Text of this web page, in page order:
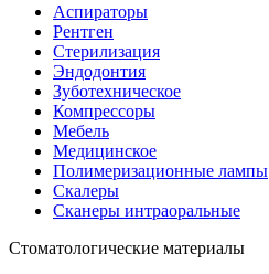
Аспираторы
Рентген
Стерилизация
Эндодонтия
Зуботехническое
Компрессоры
Мебель
Медицинское
Полимеризационные лампы
Скалеры
Сканеры интраоральные
Стоматологические материалы